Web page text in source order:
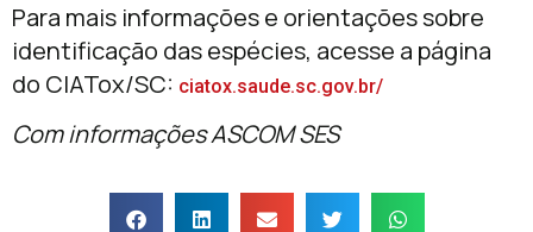
Para mais informações e orientações sobre
identificação das espécies, acesse a página
do CIATox/SC: ciatox.saude.sc.gov.br/
Com informações ASCOM SES